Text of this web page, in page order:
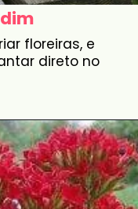
floreiras, e
direto no